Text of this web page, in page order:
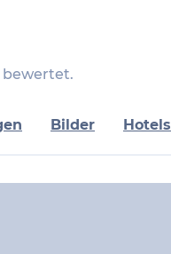
bewertet.
Bilder Hotels